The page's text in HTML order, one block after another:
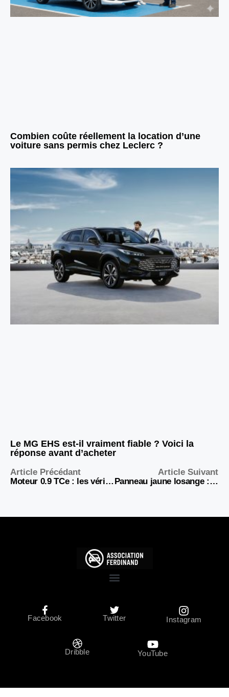
Combien coûte réellement la location d’une
voiture sans permis chez Leclerc ?
Le MG EHS est-il vraiment fiable ? Voici la
réponse avant d’acheter
Article Précédant
Moteur 0.9 TCe : les vérités à connaître avant d’acheter et les années à fuir absolument
Article Suivant
Panneau jaune losange : comprendre la route prioritaire pour conduire en toute sécurité
Facebook Twitter Instagram
Dribble YouTube